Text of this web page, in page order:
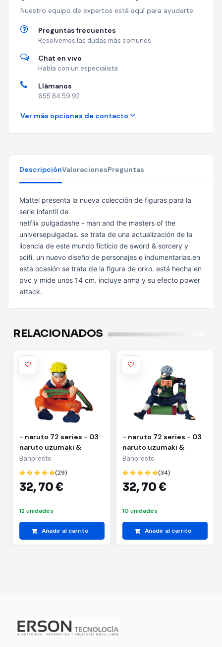
Nuestro equipo de expertos está aquí para ayudarte.
Preguntas frecuentes
Resolvemos las dudas más comunes
Chat en vivo
Habla con un especialista
Llámanos
655 84 59 92
Ver más opciones de contacto
DescripciónValoracionesPreguntas
Mattel presenta la nueva colección de figuras para la
serie infantil de
netflix pulgadashe - man and the masters of the
universepulgadas. se trata de una actualización de la
licencia de este mundo ficticio de sword & sorcery y
scifi. un nuevo diseño de personajes e indumentarias.en
esta ocasión se trata de la figura de orko. está hecha en
pvc y mide unos 14 cm. incluye arma y su efecto power
attack.
RELACIONADOS
- naruto 72 series - 03
naruto uzumaki &
kakashi hatake(a:naruto
uzumaki)
Banpresto
� � � � �(29)
32,70 €
12 unidades
Añadir al carrito
- naruto 72 series - 03
naruto uzumaki &
kakashi
hatake(b:kakashi
hatake)
Banpresto
� � � � �(34)
32,70 €
10 unidades
Añadir al carrito